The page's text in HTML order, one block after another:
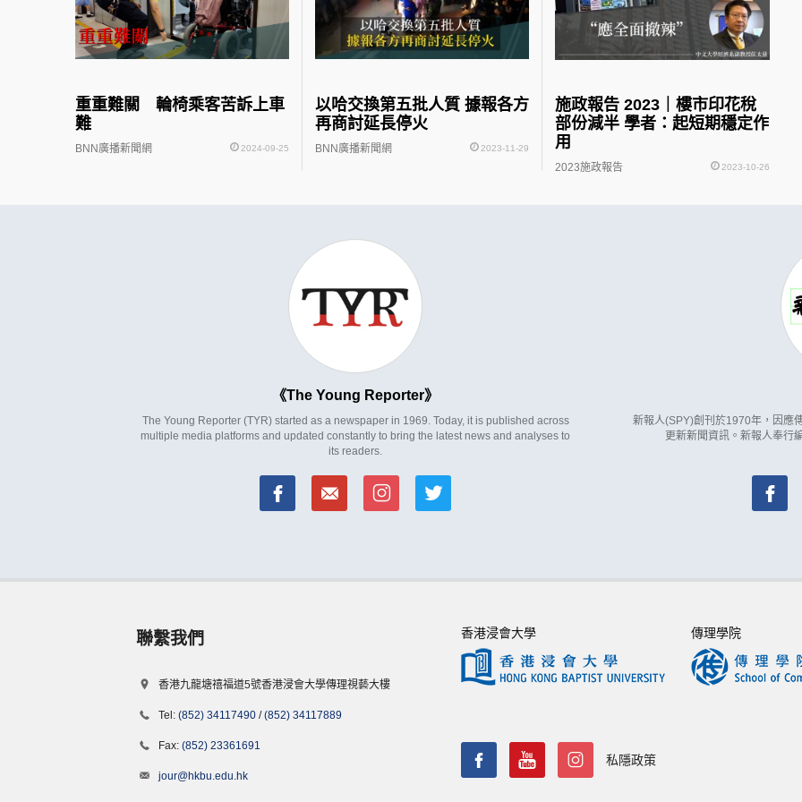
重重難關 輪椅乘客苦訴上車
難
BNN廣播新聞網 2024-09-25
以哈交換第五批人質 據報各方
再商討延長停火
BNN廣播新聞網 2023-11-29
施政報告 2023｜樓市印花稅
部份減半 學者：起短期穩定作
用
2023施政報告 2023-10-26
The Young Reporter
The Young Reporter (TYR) started as a newspaper in 1969. Today, it is published across
multiple media platforms and updated constantly to bring the latest news and analyses to
its readers.
新報人(SPY)創刊於1970年，因應
更新新聞資訊。新報人奉行
聯繫我們
香港九龍塘禧福道5號香港浸會大學傳理視藝大樓
Tel: (852) 34117490 /(852) 34117889
Fax: (852) 23361691
jour@hkbu.edu.hk
香港浸會大學 傳理學院
私隱政策